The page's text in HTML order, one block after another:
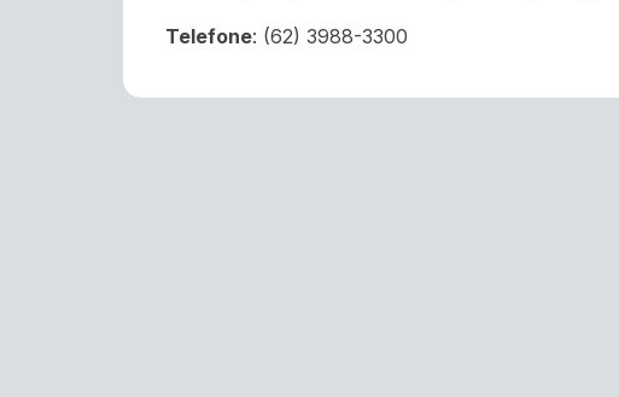
Telefone: (62) 3988-3300